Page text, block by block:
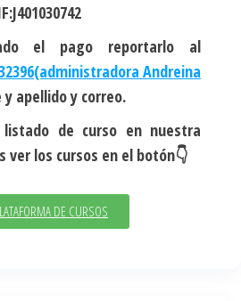
el pago reportarlo al
Andreina
y apellido y correo.
de curso en nuestra
ver los cursos en el botón👇
DE CURSOS